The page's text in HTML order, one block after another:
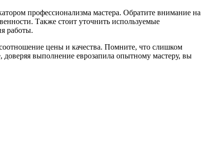
профессионализма мастера. Обратите внимание на
Также стоит уточнить используемые
работы.
цены и качества. Помните, что слишком
доверяя выполнение еврозапила опытному мастеру, вы